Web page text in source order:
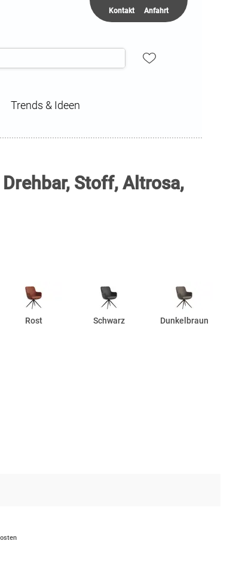
Kontakt Anfahrt
Trends & Ideen
Stoff, Altrosa,
Rost Schwarz Dunkelbraun